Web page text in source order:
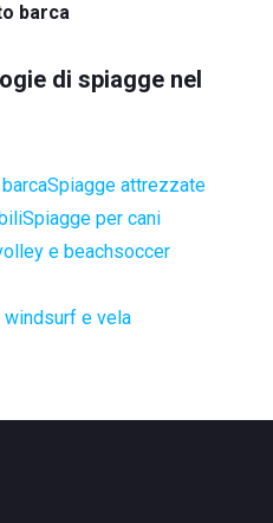
barca
di spiagge nel
Spiagge attrezzate
Spiagge per cani
e beachsoccer
e vela